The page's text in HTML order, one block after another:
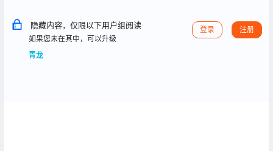
隐藏内容，仅限以下用户组阅读
如果您未在其中，可以升级
青龙
登录 注册